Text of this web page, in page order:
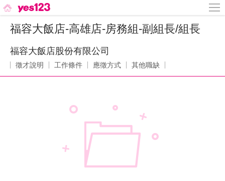
福容大飯店-高雄店-房務組-副組長/組長
福容大飯店股份有限公司
徵才說明 工作條件 應徵方式 其他職缺